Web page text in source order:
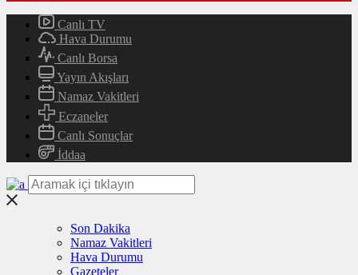
Canlı TV
Hava Durumu
Canlı Borsa
Yayın Akışları
Namaz Vakitleri
Eczaneler
Canlı Sonuçlar
İddaa
Son Dakika
Namaz Vakitleri
Hava Durumu
Gazeteler